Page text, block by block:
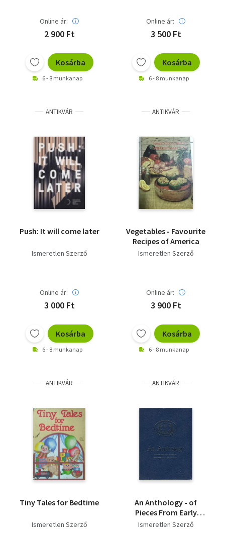
Online ár:
2 900 Ft
Kosárba
6 - 8 munkanap
Online ár:
3 500 Ft
Kosárba
6 - 8 munkanap
ANTIKVÁR
Push: It will come later
Ismeretlen Szerző
Online ár:
3 000 Ft
Kosárba
6 - 8 munkanap
ANTIKVÁR
Vegetables - Favourite
Recipes of America
Ismeretlen Szerző
Online ár:
3 900 Ft
Kosárba
6 - 8 munkanap
ANTIKVÁR
Tiny Tales for Bedtime
Ismeretlen Szerző
ANTIKVÁR
An Anthology - of
Pieces From Early
Editions of
Ismeretlen Szerző